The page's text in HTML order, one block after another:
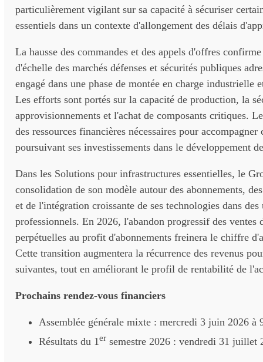
particulièrement vigilant sur sa capacité à sécuriser
essentiels dans un contexte d'allongement des délais
La hausse des commandes et des appels d'offres
d'échelle des marchés défenses et sécurités publiques
engagé dans une phase de montée en charge industrielle
Les efforts sont portés sur la capacité de production, la
approvisionnements et l'achat de composants critiques.
des ressources financières nécessaires pour accompagner
poursuivant ses investissements dans le développement
Dans les Solutions pour infrastructures essentielles, le
consolidation de son modèle autour des abonnements,
et de l'intégration croissante de ses technologies dans des
professionnels. En 2026, l'abandon progressif des ventes
perpétuelles au profit d'abonnements freinera le chiffre
Cette transition augmentera la récurrence des revenus
suivantes, tout en améliorant le profil de rentabilité de
Prochains rendez-vous financiers
Assemblée générale mixte : mercredi 3 juin 2026 à
Résultats du 1er semestre 2026 : vendredi 31 juillet